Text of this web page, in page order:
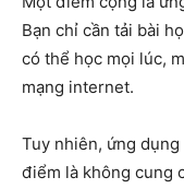
Bạn chỉ cần tải bài
có thể học mọi lúc,
mạng internet.
Tuy nhiên, ứng
điểm là không cung